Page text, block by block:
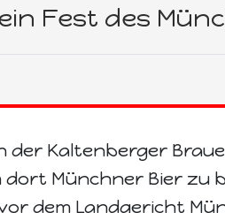
Fest des
der Kaltenberger
dort Münchner Bier zu
dem Landgericht